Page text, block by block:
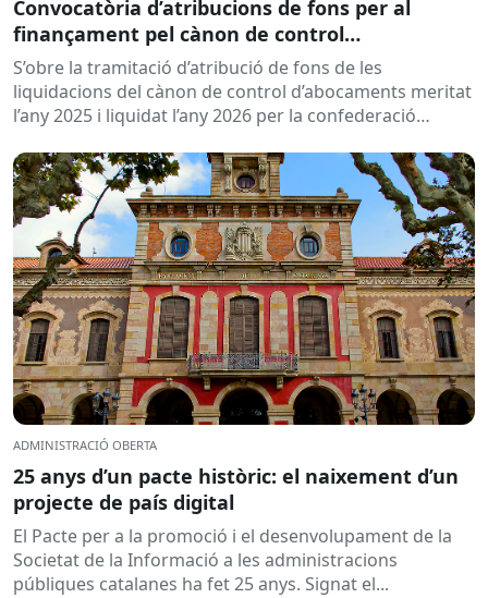
Convocatòria d’atribucions de fons per al
finançament pel cànon de control
d’abocaments meritat l’any 2025 i liquidat l’any
2026
S’obre la tramitació d’atribució de fons de les
liquidacions del cànon de control d’abocaments meritat
l’any 2025 i liquidat l’any 2026 per la confederació
ADMINISTRACIÓ OBERTA
25 anys d’un pacte històric: el naixement d’un
projecte de país digital
El Pacte per a la promoció i el desenvolupament de la
Societat de la Informació a les administracions
públiques catalanes ha fet 25 anys. Signat el...